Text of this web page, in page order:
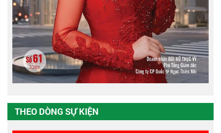
THEO DÒNG SỰ KIỆN